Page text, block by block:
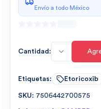
Envío a todo México
Cantidad:
Etiquetas: Etoricoxib
SKU: 7506442700575